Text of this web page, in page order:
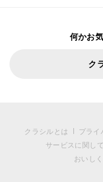
何かお
ク
クラシルとは プライ
サービスに関し
おいし